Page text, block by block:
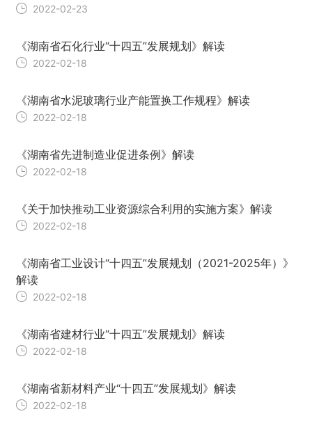
2022-02-23
《湖南省石化行业“十四五”发展规划》解读
2022-02-18
《湖南省水泥玻璃行业产能置换工作规程》解读
2022-02-18
《湖南省先进制造业促进条例》解读
2022-02-18
《关于加快推动工业资源综合利用的实施方案》解读
2022-02-18
《湖南省工业设计“十四五”发展规划（2021-2025年）》
解读
2022-02-18
《湖南省建材行业“十四五”发展规划》解读
2022-02-18
《湖南省新材料产业“十四五”发展规划》解读
2022-02-18